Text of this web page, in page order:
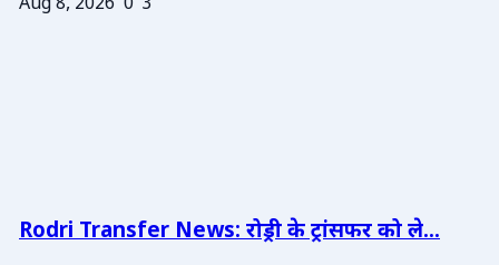
Rodri Transfer News: रोड्री के ट्रांसफर को ले...